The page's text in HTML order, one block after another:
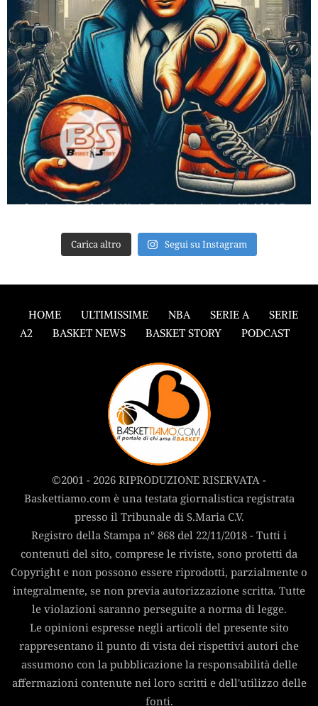
Carica altro Segui su Instagram
HOME ULTIMISSIME NBA SERIE A
SERIE
A2
BASKET NEWS BASKET STORY PODCAST
©2001 - 2026 RIPRODUZIONE RISERVATA -
Baskettiamo.com è una testata giornalistica registrata
presso il Tribunale di S.Maria C.V.
Registro della Stampa n° 868 del 22/11/2018 - Tutti i
contenuti del sito, comprese le riviste, sono protetti da
Copyright e non possono essere riprodotti, parzialmente o
integralmente, se non previa autorizzazione scritta. Tutte
le violazioni saranno perseguite a norma di legge.
Le opinioni espresse negli articoli del presente sito
rappresentano il punto di vista dei rispettivi autori che
assumono con la pubblicazione la responsabilità delle
affermazioni contenute nei loro scritti e dell'utilizzo delle
fonti.